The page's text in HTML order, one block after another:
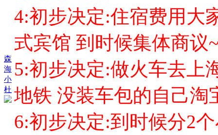
森
海
小
杜
4:初步决定:住宿费用大
式宾馆 到时候集体商议
5:初步决定:做火车去上
地铁 没装车包的自己淘
6:初步决定:到时候分2